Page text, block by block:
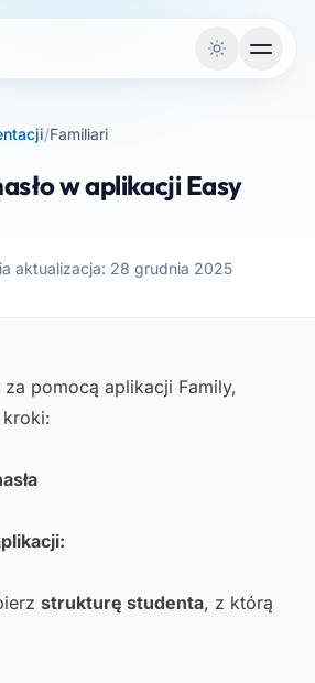
/Familiari
w aplikacji Easy
aktualizacja: 28 grudnia 2025
za pomocą aplikacji Family,
strukturę studenta, z którą